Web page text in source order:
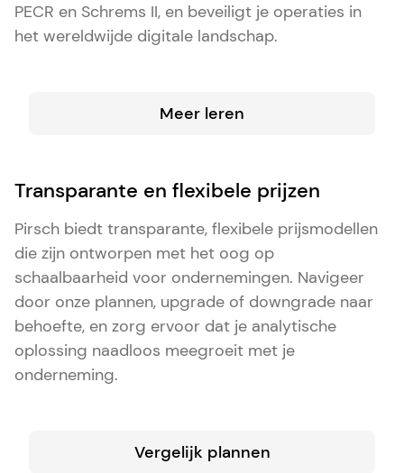
PECR en Schrems II, en beveiligt je operaties in
het wereldwijde digitale landschap.
Meer leren
Transparante en flexibele prijzen
Pirsch biedt transparante, flexibele prijsmodellen
die zijn ontworpen met het oog op
schaalbaarheid voor ondernemingen. Navigeer
door onze plannen, upgrade of downgrade naar
behoefte, en zorg ervoor dat je analytische
oplossing naadloos meegroeit met je
onderneming.
Vergelijk plannen